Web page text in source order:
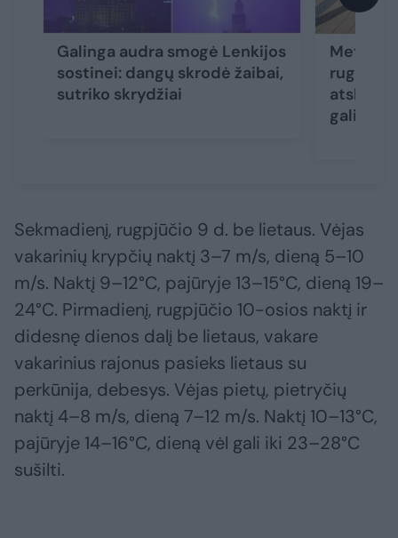
Galinga audra smogė Lenkijos
sostinei: dangų skrodė žaibai,
sutriko skrydžiai
gali
Sekmadienį, rugpjūčio 9 d. be lietaus. Vėjas
vakarinių krypčių naktį 3–7 m/s, dieną 5–10
m/s. Naktį 9–12°C, pajūryje 13–15°C, dieną 19–
24°C. Pirmadienį, rugpjūčio 10-osios naktį ir
didesnę dienos dalį be lietaus, vakare
vakarinius rajonus pasieks lietaus su
perkūnija, debesys. Vėjas pietų, pietryčių
naktį 4–8 m/s, dieną 7–12 m/s. Naktį 10–13°C,
pajūryje 14–16°C, dieną vėl gali iki 23–28°C
sušilti.